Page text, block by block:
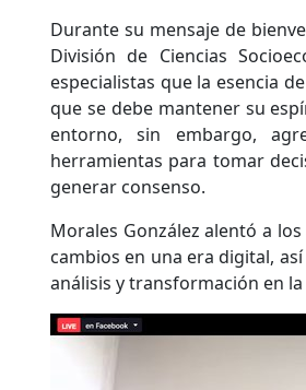
Durante su mensaje de
División de Ciencias
especialistas que la esencia
que se debe mantener su
entorno, sin embargo,
herramientas para tomar
generar consenso.
Morales González alentó a
cambios en una era digital,
análisis y transformación en